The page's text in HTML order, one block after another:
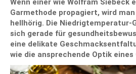
Wenn einer wie Wolfram Siebeck
Garmethode propagiert, wird
hellhörig. Die Niedrigtemperatur-
sich gerade für
eine delikate
wie die ansprechende Optik eines